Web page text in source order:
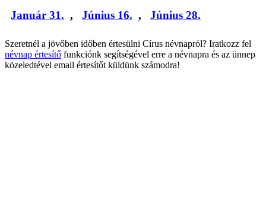
Január 31. , Június 16. , Június 28.
Szeretnél a jövőben időben értesülni Círus névnapról? Iratkozz fel
névnap értesítő funkciónk segítségével erre a névnapra és az ünnep
közeledtével email értesítőt küldünk számodra!